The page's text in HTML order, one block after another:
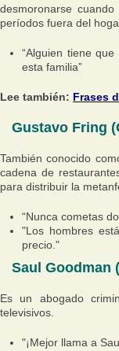
desmoronarse
períodos fuera del
“Alguien tiene
esta familia”
Lee también: Frases
Gustavo Fring
También conocido
cadena de
para distribuir la
“Nunca cometas
"Los hombres
precio."
Saul Goodman
Es un abogado
televisivos.
"¡Mejor llama a